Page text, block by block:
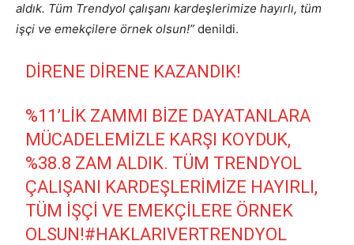
aldık. Tüm Trendyol çalışanı kardeşlerimize hayırlı, tüm
işçi ve emekçilere örnek olsun!” denildi.
DİRENE DİRENE KAZANDIK!
%11’LIK ZAMMI BIZE DAYATANLARA
MÜCADELEMIZLE KARŞI KOYDUK,
%38.8 ZAM ALDIK. TÜM TRENDYOL
ÇALIŞANI KARDEŞLERIMIZE HAYIRLI,
TÜM IŞÇI VE EMEKÇILERE ÖRNEK
OLSUN!#HAKLARIVERTRENDYOL